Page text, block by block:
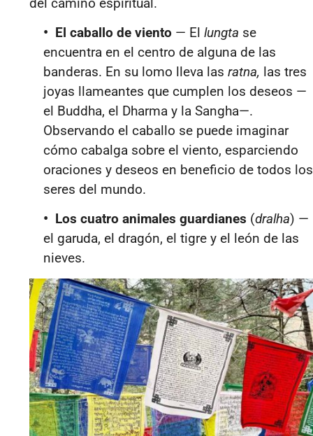
• El caballo de viento — El lungta se
encuentra en el centro de alguna de las
banderas. En su lomo lleva las ratna, las tres
joyas llameantes que cumplen los deseos —
el Buddha, el Dharma y la Sangha—.
Observando el caballo se puede imaginar
cómo cabalga sobre el viento, esparciendo
oraciones y deseos en beneficio de todos los
seres del mundo.
• Los cuatro animales guardianes (dralha) —
el garuda, el dragón, el tigre y el león de las
nieves.